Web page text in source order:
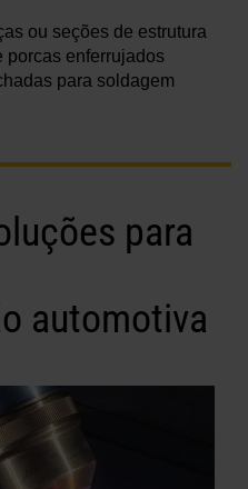
ou seções de estrutura
porcas enferrujados
para soldagem
para
automotiva